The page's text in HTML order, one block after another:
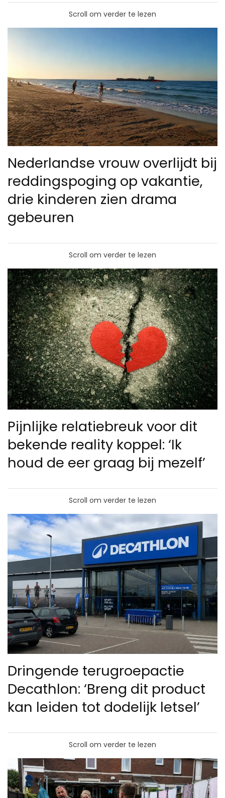
Scroll om verder te lezen
Nederlandse vrouw overlijdt bij
reddingspoging op vakantie,
drie kinderen zien drama
gebeuren
Scroll om verder te lezen
Pijnlijke relatiebreuk voor dit
bekende reality koppel: ‘Ik
houd de eer graag bij mezelf’
Scroll om verder te lezen
Dringende terugroepactie
Decathlon: ‘Breng dit product
kan leiden tot dodelijk letsel’
Scroll om verder te lezen